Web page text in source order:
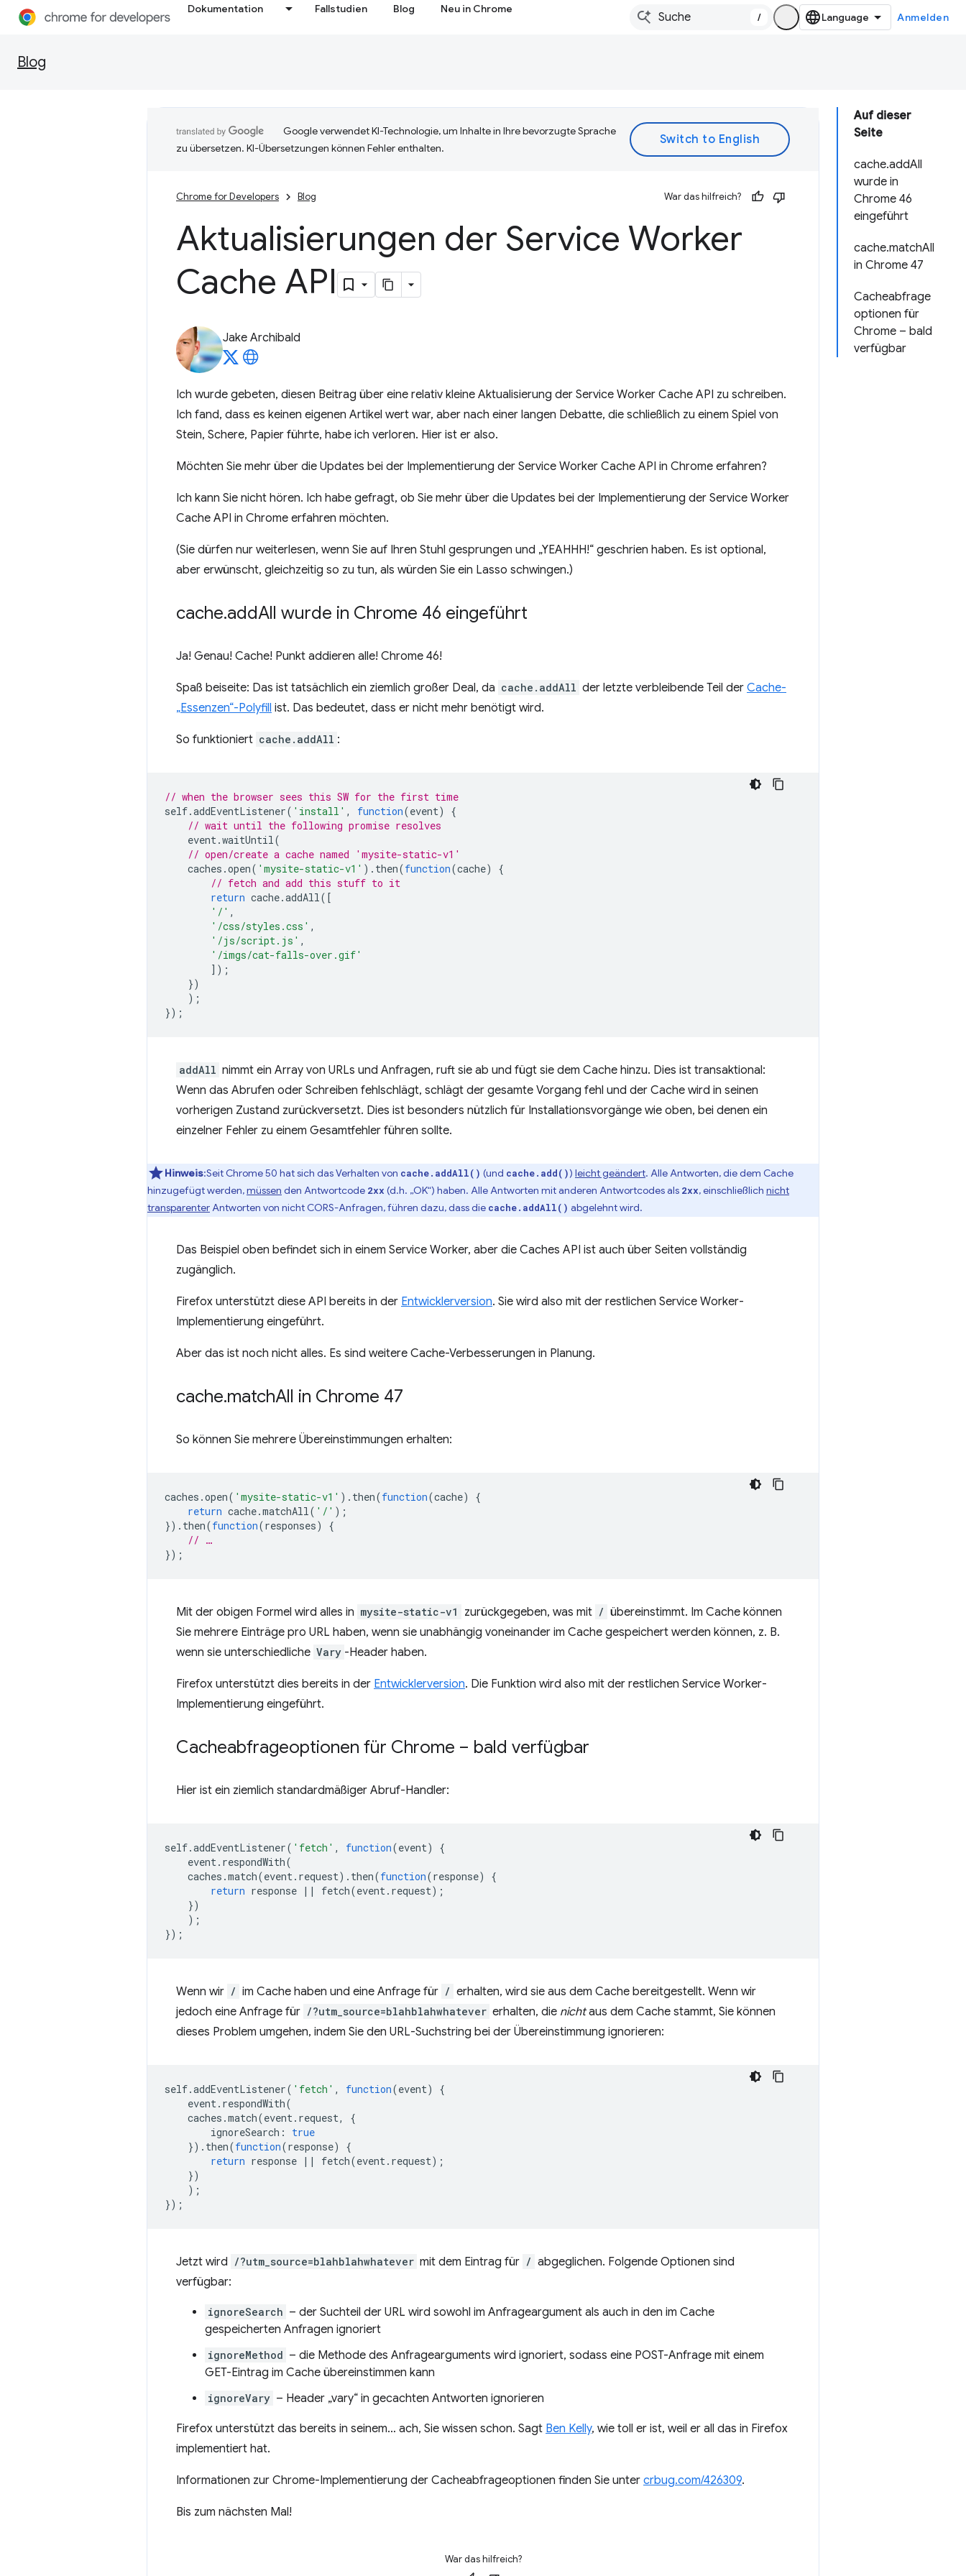
Dokumentation Fallstudien Blog Neu in Chrome
/ Anmelden
Blog
Auf dieser
Seite
cache.addAll
wurde in
Chrome 46
eingeführt
cache.matchAll
in Chrome 47
Cacheabfrage
optionen für
Chrome – bald
verfügbar
Google verwendet KI-Technologie, um Inhalte in Ihre bevorzugte Sprache
zu übersetzen. KI-Übersetzungen können Fehler enthalten.
Chrome for Developers Blog War das hilfreich?
Aktualisierungen der Service Worker
Cache API
Jake Archibald
Ich wurde gebeten, diesen Beitrag über eine relativ kleine Aktualisierung der Service Worker Cache API zu schreiben.
Ich fand, dass es keinen eigenen Artikel wert war, aber nach einer langen Debatte, die schließlich zu einem Spiel von
Stein, Schere, Papier führte, habe ich verloren. Hier ist er also.
Möchten Sie mehr über die Updates bei der Implementierung der Service Worker Cache API in Chrome erfahren?
Ich kann Sie nicht hören. Ich habe gefragt, ob Sie mehr über die Updates bei der Implementierung der Service Worker
Cache API in Chrome erfahren möchten.
(Sie dürfen nur weiterlesen, wenn Sie auf Ihren Stuhl gesprungen und „YEAHHH!“ geschrien haben. Es ist optional,
aber erwünscht, gleichzeitig so zu tun, als würden Sie ein Lasso schwingen.)
cache.addAll wurde in Chrome 46 eingeführt
Ja! Genau! Cache! Punkt addieren alle! Chrome 46!
Spaß beiseite: Das ist tatsächlich ein ziemlich großer Deal, da cache.addAll der letzte verbleibende Teil der Cache-
„Essenzen“-Polyfill ist. Das bedeutet, dass er nicht mehr benötigt wird.
So funktioniert cache.addAll :
// when the browser sees this SW for the first time
self.addEventListener( 'install' , function(event)
{
// wait until the following promise resolves
event.waitUntil(
// open/create a cache named 'mysite-static-v1'
caches .open( 'mysite-static-v1' ). then(function(cache)
{
// fetch and add this stuff to it
return cache.addAll([
'/' ,
'/css/styles.css' ,
'/js/script.js' ,
'/imgs/cat-falls-over.gif'
]);
})
);
});
addAll nimmt ein Array von URLs und Anfragen, ruft sie ab und fügt sie dem Cache hinzu. Dies ist transaktional:
Wenn das Abrufen oder Schreiben fehlschlägt, schlägt der gesamte Vorgang fehl und der Cache wird in seinen
vorherigen Zustand zurückversetzt. Dies ist besonders nützlich für Installationsvorgänge wie oben, bei denen ein
einzelner Fehler zu einem Gesamtfehler führen sollte.
Hinweis:Seit Chrome 50 hat sich das Verhalten von cache.addAll() (und cache.add()) leicht geändert. Alle Antworten, die dem Cache
hinzugefügt werden,müssen den Antwortcode 2xx (d.h. „OK“) haben. Alle Antworten mit anderen Antwortcodes als 2xx, einschließlich nicht
transparenterAntworten von nicht CORS-Anfragen, führen dazu, dass die cache.addAll() abgelehnt wird.
Das Beispiel oben befindet sich in einem Service Worker, aber die Caches API ist auch über Seiten vollständig
zugänglich.
Firefox unterstützt diese API bereits in der Entwicklerversion. Sie wird also mit der restlichen Service Worker-
Implementierung eingeführt.
Aber das ist noch nicht alles. Es sind weitere Cache-Verbesserungen in Planung.
cache.matchAll in Chrome 47
So können Sie mehrere Übereinstimmungen erhalten:
caches .open( 'mysite-static-v1' ). then(function(cache)
{
return cache.matchAll( '/' );
}). then(function(responses)
{
// …
});
Mit der obigen Formel wird alles in mysite-static-v1 zurückgegeben, was mit / übereinstimmt. Im Cache können
Sie mehrere Einträge pro URL haben, wenn sie unabhängig voneinander im Cache gespeichert werden können, z. B.
wenn sie unterschiedliche Vary -Header haben.
Firefox unterstützt dies bereits in der Entwicklerversion. Die Funktion wird also mit der restlichen Service Worker-
Implementierung eingeführt.
Cacheabfrageoptionen für Chrome – bald verfügbar
Hier ist ein ziemlich standardmäßiger Abruf-Handler:
self.addEventListener( 'fetch' , function(event)
{
event. respondWith(
caches .match(event. request). then(function(response)
{
return response || fetch(event. request);
})
);
});
Wenn wir / im Cache haben und eine Anfrage für / erhalten, wird sie aus dem Cache bereitgestellt. Wenn wir
jedoch eine Anfrage für /?utm_source=blahblahwhatever erhalten, die nichtaus dem Cache stammt, Sie können
dieses Problem umgehen, indem Sie den URL-Suchstring bei der Übereinstimmung ignorieren:
self.addEventListener( 'fetch' , function(event)
{
event. respondWith(
caches .match(event. request,
{
ignoreSearch :
true
}). then(function(response)
{
return response || fetch(event. request);
})
);
});
Jetzt wird /?utm_source=blahblahwhatever mit dem Eintrag für / abgeglichen. Folgende Optionen sind
verfügbar:
ignoreSearch – der Suchteil der URL wird sowohl im Anfrageargument als auch in den im Cache
gespeicherten Anfragen ignoriert
ignoreMethod – die Methode des Anfragearguments wird ignoriert, sodass eine POST-Anfrage mit einem
GET-Eintrag im Cache übereinstimmen kann
ignoreVary – Header „vary“ in gecachten Antworten ignorieren
Firefox unterstützt das bereits in seinem… ach, Sie wissen schon. Sagt Ben Kelly, wie toll er ist, weil er all das in Firefox
implementiert hat.
Informationen zur Chrome-Implementierung der Cacheabfrageoptionen finden Sie unter crbug.com/426309.
Bis zum nächsten Mal!
War das hilfreich?